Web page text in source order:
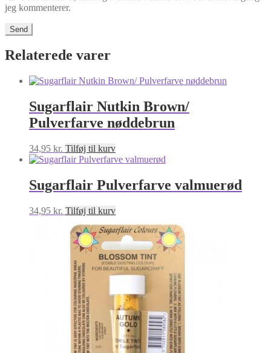
jeg kommenterer.
Relaterede varer
Sugarflair Nutkin Brown/
Pulverfarve nøddebrun
34,95 kr. Tilføj til kurv
Sugarflair Pulverfarve valmuerød
34,95 kr. Tilføj til kurv